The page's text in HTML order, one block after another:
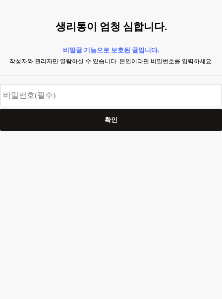
생리통이 엄청 심합니다.
비밀글 기능으로 보호된 글입니다.
작성자와 관리자만 열람하실 수 있습니다. 본인이라면 비밀번호를 입력하세요.